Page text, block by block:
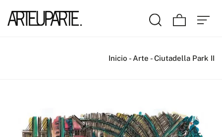
Inicio - Arte -Ciutadella Park II